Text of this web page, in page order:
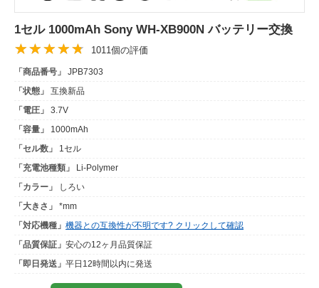
1セル 1000mAh Sony WH-XB900N バッテリー交換
1011個の評価
「商品番号」
JPB7303
「状態」
互換新品
「電圧」
3.7V
「容量」
1000mAh
「セル数」
1セル
「充電池種類」
Li-Polymer
「カラー」
しろい
「大きさ」
*mm
「対応機種」 機器との互換性が不明です? クリックして確認
「品質保証」 安心の12ヶ月品質保証
「即日発送」 平日12時間以内に発送